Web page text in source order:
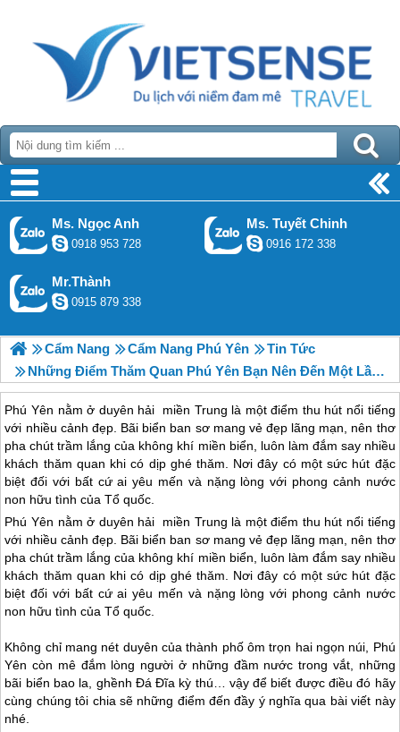
Ms. Ngọc Anh
0918 953 728
Ms. Tuyết Chinh
0916 172 338
Mr.Thành
0915 879 338
Cẩm Nang Cẩm Nang Phú Yên
Tin Tức
Những Điểm Thăm Quan Phú Yên Bạn Nên Đến Một Lần Trong Đời
Phú Yên nằm ở duyên hải miền Trung là một điểm thu hút nổi tiếng
với nhiều cảnh đẹp. Bãi biển ban sơ mang vẻ đẹp lãng mạn, nên thơ
pha chút trầm lắng của không khí miền biển, luôn làm đắm say nhiều
khách thăm quan khi có dịp ghé thăm. Nơi đây có một sức hút đặc
biệt đối với bất cứ ai yêu mến và nặng lòng với phong cảnh nước
non hữu tình của Tổ quốc.
Phú Yên nằm ở duyên hải miền Trung là một điểm thu hút nổi tiếng
với nhiều cảnh đẹp. Bãi biển ban sơ mang vẻ đẹp lãng mạn, nên thơ
pha chút trầm lắng của không khí miền biển, luôn làm đắm say nhiều
khách thăm quan khi có dịp ghé thăm. Nơi đây có một sức hút đặc
biệt đối với bất cứ ai yêu mến và nặng lòng với phong cảnh nước
non hữu tình của Tổ quốc.
Không chỉ mang nét duyên của thành phố ôm trọn hai ngọn núi, Phú
Yên còn mê đắm lòng người ở những đầm nước trong vắt, những
bãi biển bao la, ghềnh Đá Đĩa kỳ thú… vậy để biết được điều đó hãy
cùng chúng tôi chia sẽ những điểm đến đầy ý nghĩa qua bài viết này
nhé.